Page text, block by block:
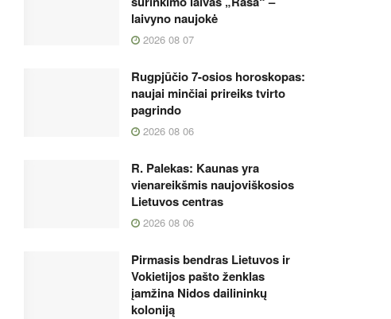
laivyno naujokė
2026 08 07
Rugpjūčio 7-osios horoskopas:
naujai minčiai prireiks tvirto
pagrindo
2026 08 06
R. Palekas: Kaunas yra
vienareikšmis naujoviškosios
Lietuvos centras
2026 08 06
Pirmasis bendras Lietuvos ir
Vokietijos pašto ženklas
įamžina Nidos dailininkų
koloniją